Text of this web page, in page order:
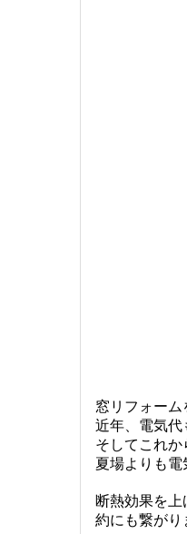
窓リフォーム
近年、電気代
そしてこれか
夏場よりも電
断熱効果を
約にも繋がり